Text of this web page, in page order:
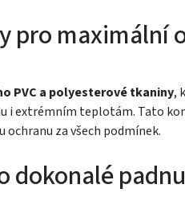
pro maximální
PVC a polyesterové tkaniny,
i extrémním teplotám. Tato
za všech podmínek.
dokonalé